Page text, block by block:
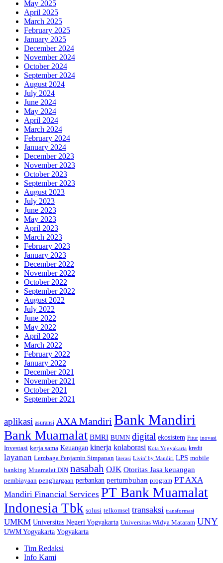
May 2025
April 2025
March 2025
February 2025
January 2025
December 2024
November 2024
October 2024
September 2024
August 2024
July 2024
June 2024
May 2024
April 2024
March 2024
February 2024
January 2024
December 2023
November 2023
October 2023
September 2023
August 2023
July 2023
June 2023
May 2023
April 2023
March 2023
February 2023
January 2023
December 2022
November 2022
October 2022
September 2022
August 2022
July 2022
June 2022
May 2022
April 2022
March 2022
February 2022
January 2022
December 2021
November 2021
October 2021
September 2021
aplikasi asuransi AXA Mandiri Bank Mandiri
Bank Muamalat BMRI BUMN digital ekosistem Fitur inovasi
Investasi kerja sama Keuangan kinerja kolaborasi Kota Yogyakarta kredit
layanan Lembaga Penjamin Simpanan literasi Livin' by Mandiri LPS mobile
banking Muamalat DIN nasabah OJK Otoritas Jasa keuangan
pembiayaan penghargaan perbankan pertumbuhan program PT AXA
Mandiri Financial Services PT Bank Muamalat
Indonesia Tbk solusi telkomsel transaksi transformasi
UMKM Universitas Negeri Yogyakarta Universitas Widya Mataram UNY
UWM Yogyakarta Yogyakarta
Tim Redaksi
Info Kami